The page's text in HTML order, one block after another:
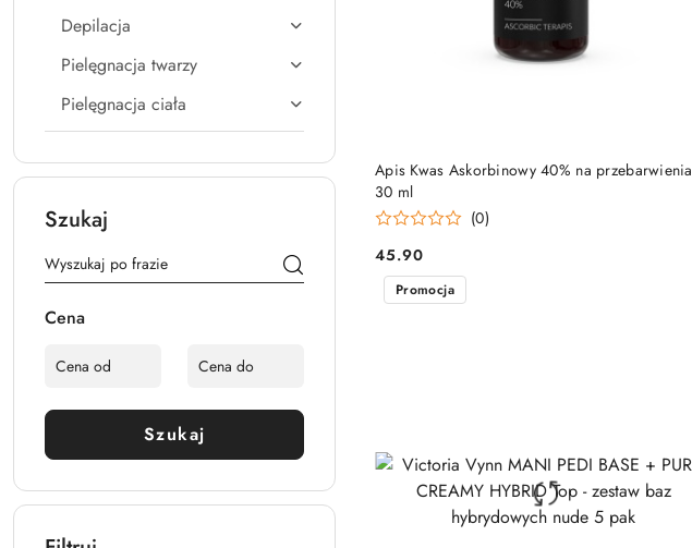
Depilacja
Pielęgnacja twarzy
Pielęgnacja ciała
Szukaj
Cena
Szukaj
Apis Kwas Askorbinowy 40% na przebarwienia
30 ml
(0)
Cena:
45.90
DO KOSZYKA
Promocja